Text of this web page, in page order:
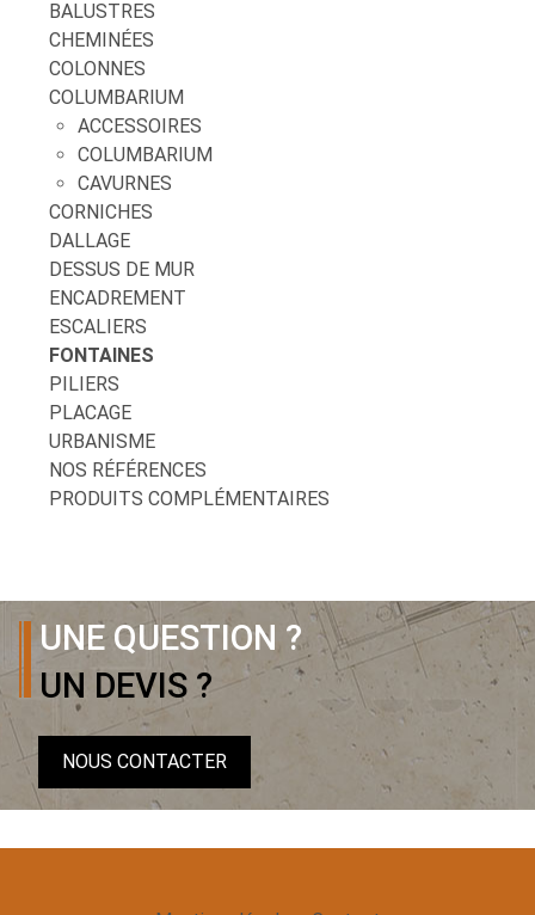
BALUSTRES
CHEMINÉES
COLONNES
COLUMBARIUM
ACCESSOIRES
COLUMBARIUM
CAVURNES
CORNICHES
DALLAGE
DESSUS DE MUR
ENCADREMENT
ESCALIERS
FONTAINES
PILIERS
PLACAGE
URBANISME
NOS RÉFÉRENCES
PRODUITS COMPLÉMENTAIRES
UNE QUESTION ?
UN DEVIS ?
NOUS CONTACTER